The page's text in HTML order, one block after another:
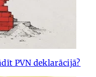
PVN deklarācijā?